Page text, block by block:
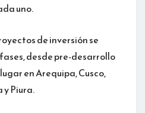
uno.
de inversión se
desde pre-desarrollo
en Arequipa, Cusco,
y Piura.